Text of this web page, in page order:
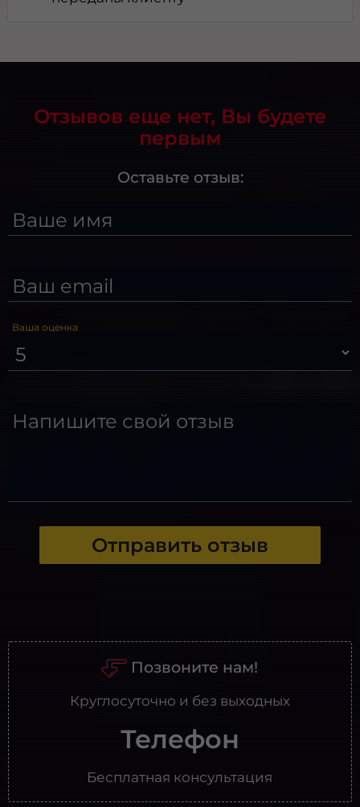
Отзывов еще нет, Вы будете
первым
Оставьте отзыв:
Ваше имя
Ваш email
Ваша оценка
Напишите свой отзыв
Отправить отзыв
Позвоните нам!
Круглосуточно и без выходных
Телефон
Бесплатная консультация